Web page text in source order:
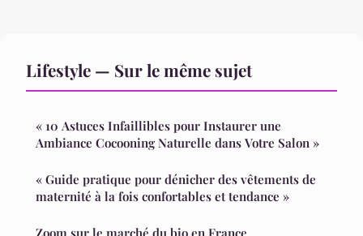
Lifestyle — Sur le même sujet
« 10 Astuces Infaillibles pour Instaurer une
Ambiance Cocooning Naturelle dans Votre Salon »
« Guide pratique pour dénicher des vêtements de
maternité à la fois confortables et tendance »
Zoom sur le marché du bio en France